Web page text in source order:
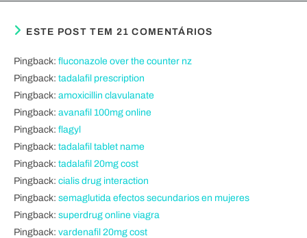
ESTE POST TEM 21 COMENTÁRIOS
Pingback: fluconazole over the counter nz
Pingback: tadalafil prescription
Pingback: amoxicillin clavulanate
Pingback: avanafil 100mg online
Pingback: flagyl
Pingback: tadalafil tablet name
Pingback: tadalafil 20mg cost
Pingback: cialis drug interaction
Pingback: semaglutida efectos secundarios en mujeres
Pingback: superdrug online viagra
Pingback: vardenafil 20mg cost